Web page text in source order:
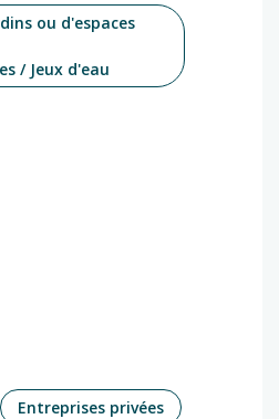
ou d'espaces
/ Jeux d'eau
Entreprises privées